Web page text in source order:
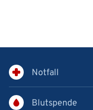
Notfall
Blutspende